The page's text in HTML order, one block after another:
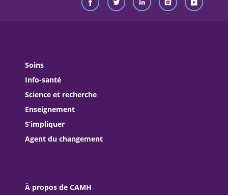
Soins
Info-santé
Science et recherche
Enseignement
S’impliquer
Agent du changement
À propos de CAMH